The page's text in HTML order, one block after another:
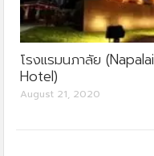
โรงแรมนภาลัย (Napalai
Hotel)
August 21, 2020